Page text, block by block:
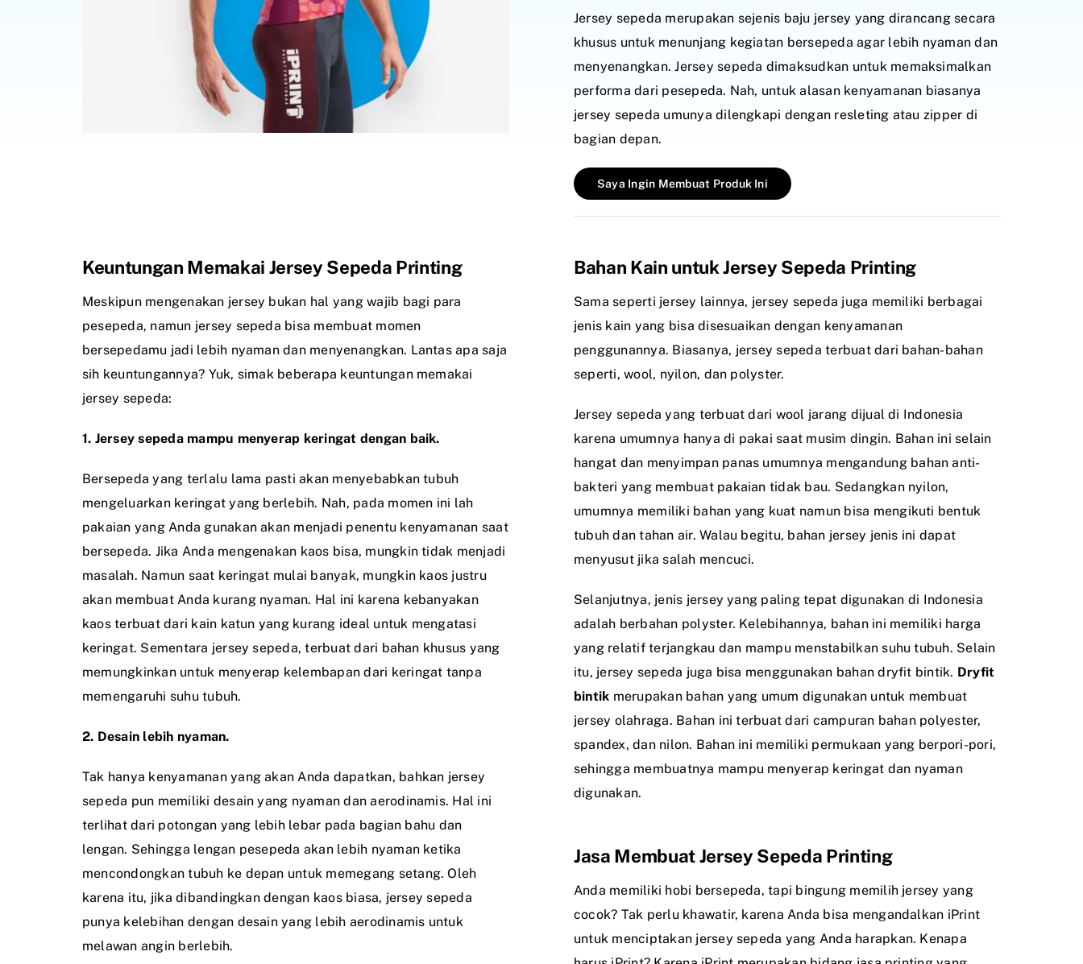
Jersey sepeda merupakan sejenis baju jersey yang dirancang secara
khusus untuk menunjang kegiatan bersepeda agar lebih nyaman dan
menyenangkan. Jersey sepeda dimaksudkan untuk memaksimalkan
performa dari pesepeda. Nah, untuk alasan kenyamanan biasanya
jersey sepeda umunya dilengkapi dengan resleting atau zipper di
bagian depan.
Saya Ingin Membuat Produk Ini
Keuntungan Memakai Jersey Sepeda Printing
Meskipun mengenakan jersey bukan hal yang wajib bagi para
pesepeda, namun jersey sepeda bisa membuat momen
bersepedamu jadi lebih nyaman dan menyenangkan. Lantas apa saja
sih keuntungannya? Yuk, simak beberapa keuntungan memakai
jersey sepeda:
1. Jersey sepeda mampu menyerap keringat dengan baik.
Bersepeda yang terlalu lama pasti akan menyebabkan tubuh
mengeluarkan keringat yang berlebih. Nah, pada momen ini lah
pakaian yang Anda gunakan akan menjadi penentu kenyamanan saat
bersepeda. Jika Anda mengenakan kaos bisa, mungkin tidak menjadi
masalah. Namun saat keringat mulai banyak, mungkin kaos justru
akan membuat Anda kurang nyaman. Hal ini karena kebanyakan
kaos terbuat dari kain katun yang kurang ideal untuk mengatasi
keringat. Sementara jersey sepeda, terbuat dari bahan khusus yang
memungkinkan untuk menyerap kelembapan dari keringat tanpa
memengaruhi suhu tubuh.
2. Desain lebih nyaman.
Tak hanya kenyamanan yang akan Anda dapatkan, bahkan jersey
sepeda pun memiliki desain yang nyaman dan aerodinamis. Hal ini
terlihat dari potongan yang lebih lebar pada bagian bahu dan
lengan. Sehingga lengan pesepeda akan lebih nyaman ketika
mencondongkan tubuh ke depan untuk memegang setang. Oleh
karena itu, jika dibandingkan dengan kaos biasa, jersey sepeda
punya kelebihan dengan desain yang lebih aerodinamis untuk
melawan angin berlebih.
Bahan Kain untuk Jersey Sepeda Printing
Sama seperti jersey lainnya, jersey sepeda juga memiliki berbagai
jenis kain yang bisa disesuaikan dengan kenyamanan
penggunannya. Biasanya, jersey sepeda terbuat dari bahan-bahan
seperti, wool, nyilon, dan polyster.
Jersey sepeda yang terbuat dari wool jarang dijual di Indonesia
karena umumnya hanya di pakai saat musim dingin. Bahan ini selain
hangat dan menyimpan panas umumnya mengandung bahan anti-
bakteri yang membuat pakaian tidak bau. Sedangkan nyilon,
umumnya memiliki bahan yang kuat namun bisa mengikuti bentuk
tubuh dan tahan air. Walau begitu, bahan jersey jenis ini dapat
menyusut jika salah mencuci.
Selanjutnya, jenis jersey yang paling tepat digunakan di Indonesia
adalah berbahan polyster. Kelebihannya, bahan ini memiliki harga
yang relatif terjangkau dan mampu menstabilkan suhu tubuh. Selain
itu, jersey sepeda juga bisa menggunakan bahan dryfit bintik. Dryfit
bintik merupakan bahan yang umum digunakan untuk membuat
jersey olahraga. Bahan ini terbuat dari campuran bahan polyester,
spandex, dan nilon. Bahan ini memiliki permukaan yang berpori-pori,
sehingga membuatnya mampu menyerap keringat dan nyaman
digunakan.
Jasa Membuat Jersey Sepeda Printing
Anda memiliki hobi bersepeda, tapi bingung memilih jersey yang
cocok? Tak perlu khawatir, karena Anda bisa mengandalkan iPrint
untuk menciptakan jersey sepeda yang Anda harapkan. Kenapa